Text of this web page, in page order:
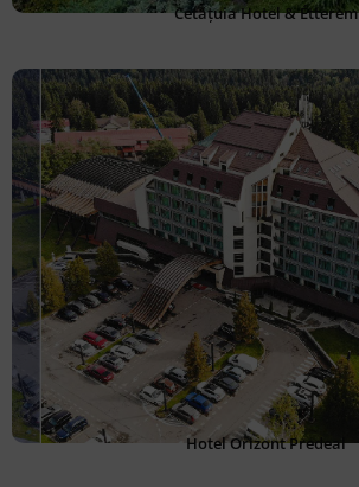
Cetățuia Hotel & Étterem
Hotel Orizont Predeal